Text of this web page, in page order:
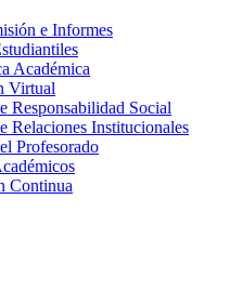
e Informes
Académica
Virtual
Responsabilidad Social
Relaciones Institucionales
Profesorado
Continua